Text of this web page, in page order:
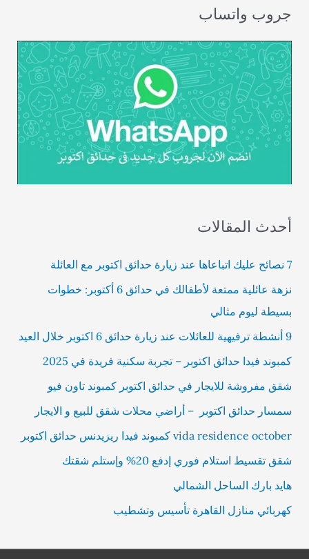
جروب واتساب
أحدث المقالات
7 نصائح عليك اتباعاها عند زيارة حدائق اكتوبر مع العائلة
نزهة عائلية ممتعة لأطفالك في حدائق 6 أكتوبر: خطوات
بسيطة ليوم مثالي
9 أنشطة ترفيهية للعائلات عند زيارة حدائق 6 اكتوبر خلال العيد
كمبوند فيدا حدائق اكتوبر – تجربة سكنية فريدة في 2025
شقق مفروشة للايجار في حدائق اكتوبر كمبوند تاون فيو
سمسار حدائق اكتوبر – أراضي محلات شقق للبيع و الايجار
vida residence october كمبوند فيدا ريزيدنس حدائق اكتوبر
شقق تقسيط استلام فوري إدفع 20% وإستلم شقتك
هايد بارك الساحل الشمالي
كهربائي منازل القاهرة تأسيس وتشطيب